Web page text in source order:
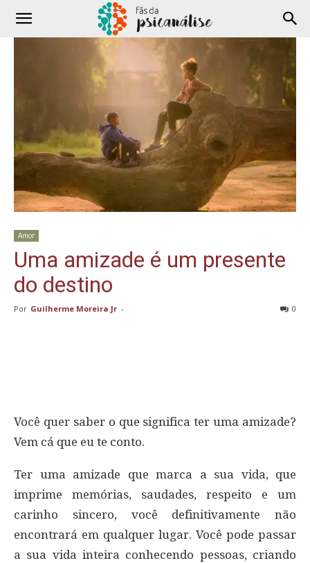
Amor
Uma amizade é um presente
do destino
Por Guilherme Moreira Jr - 0
Você quer saber o que significa ter uma amizade?
Vem cá que eu te conto.
Ter uma amizade que marca a sua vida, que
imprime memórias, saudades, respeito e um
carinho sincero, você definitivamente não
encontrará em qualquer lugar. Você pode passar
a sua vida inteira conhecendo pessoas, criando